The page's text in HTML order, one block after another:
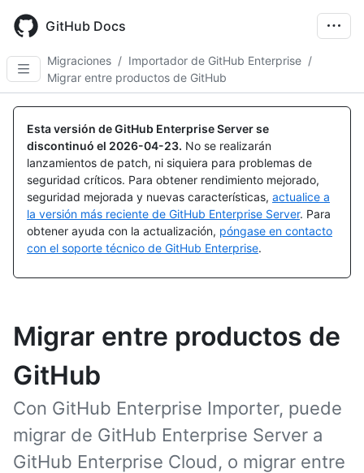
main
content
GitHub Docs
Migraciones / Importador de GitHub Enterprise /
Migrar entre productos de GitHub
Esta versión de GitHub Enterprise Server se
discontinuó el 2026-04-23. No se realizarán
lanzamientos de patch, ni siquiera para problemas de
seguridad críticos. Para obtener rendimiento mejorado,
seguridad mejorada y nuevas características, actualice a
la versión más reciente de GitHub Enterprise Server. Para
obtener ayuda con la actualización, póngase en contacto
con el soporte técnico de GitHub Enterprise.
Migrar entre productos de
GitHub
Con GitHub Enterprise Importer, puede
migrar de GitHub Enterprise Server a
GitHub Enterprise Cloud, o migrar entre